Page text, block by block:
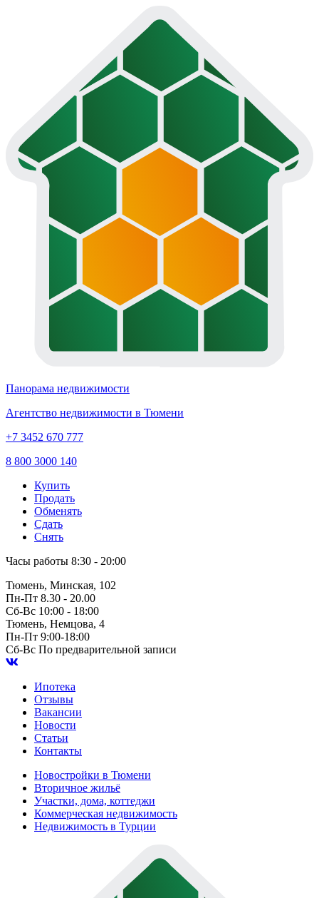
Панорама недвижимости
Агентство недвижимости в Тюмени
+7 3452 670 777
8 800 3000 140
Купить
Продать
Обменять
Сдать
Снять
Часы работы 8:30 - 20:00
Тюмень, Минская, 102
Пн-Пт 8.30 - 20.00
Сб-Вс 10:00 - 18:00
Тюмень, Немцова, 4
Пн-Пт 9:00-18:00
Сб-Вс По предварительной записи
Ипотека
Отзывы
Вакансии
Новости
Статьи
Контакты
Новостройки в Тюмени
Вторичное жильё
Участки, дома, коттеджи
Коммерческая недвижимость
Недвижимость в Турции